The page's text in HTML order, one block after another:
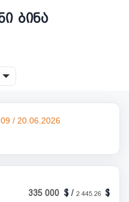
ბინა
/ 20.06.2026
335 000 / 2 445.26